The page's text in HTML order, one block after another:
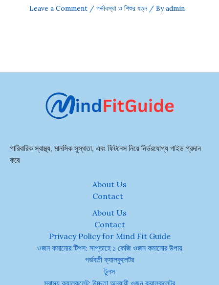
Leave a Comment / গর্ভাবস্থা ও শিশুর যত্ন/ Byadmin
পারিবারিক স্বাস্থ্য, মানসিক সুস্থতা, এবং ফিটনেস নিয়ে নির্ভরযোগ্য গাইড প্রদান
করে
About Us
Contact
About Us
Contact
Privacy Policy for Mind Fit Guide
ওজন কমানোর টিপস: সাপ্তাহে ১ কেজি ওজন কমানোর উপায়
গর্ভবতী ক্যালকুলেটর
টুলস